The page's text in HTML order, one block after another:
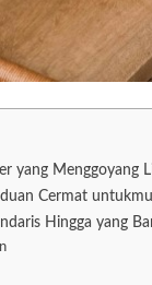
yang Menggoyang
Cermat untukmu
Hingga yang